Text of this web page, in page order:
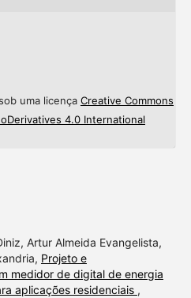
uma licença Creative Commons
4.0 International
Artur Almeida Evangelista,
Projeto e
medidor de digital de energia
aplicações residenciais ,